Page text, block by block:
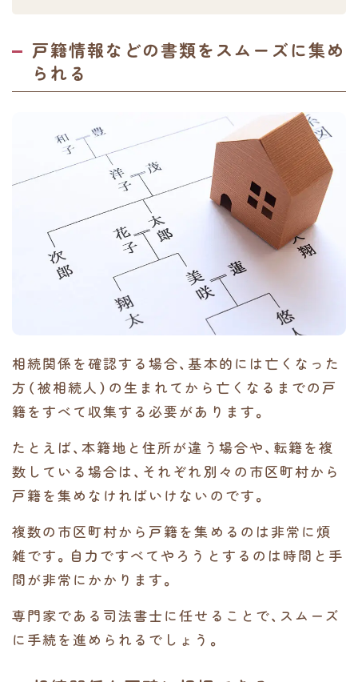
戸籍情報などの書類をスムーズに集め
られる
相続関係を確認する場合、基本的には亡くなった
方（被相続人）の生まれてから亡くなるまでの戸
籍をすべて収集する必要があります。
たとえば、本籍地と住所が違う場合や、転籍を複
数している場合は、それぞれ別々の市区町村から
戸籍を集めなければいけないのです。
複数の市区町村から戸籍を集めるのは非常に煩
雑です。自力ですべてやろうとするのは時間と手
間が非常にかかります。
専門家である司法書士に任せることで、スムーズ
に手続を進められるでしょう。